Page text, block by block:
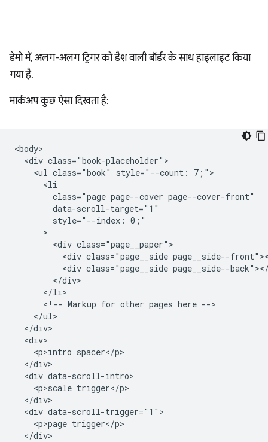
डेमो में, अलग-अलग ट्रिगर को डैश वाली बॉर्डर के साथ हाइलाइट किया
गया है.
मार्कअप कुछ ऐसा दिखता है:
<body>
  <div class="book-placeholder">
    <ul class="book" style="--count: 7;">
      <li
        class="page page--cover page--cover-front"
        data-scroll-target="1"
        style="--index: 0;"
      >
        <div class="page__paper">
<div class="page__side page__side--
<div class="page__side page__side--
        </div>
      </li>
      <!-- Markup for other pages here -->
    </ul>
  </div>
  <div>
    <p>intro spacer</p>
  </div>
  <div data-scroll-intro>
    <p>scale trigger</p>
  </div>
  <div data-scroll-trigger="1">
    <p>page trigger</p>
  </div>